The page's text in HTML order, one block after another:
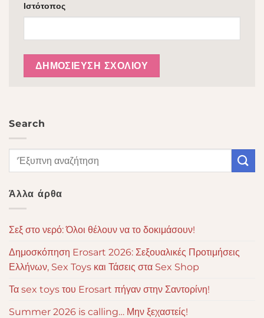
Ιστότοπος
Search
Άλλα άρθα
Σεξ στο νερό: Όλοι θέλουν να το δοκιμάσουν!
Δημοσκόπηση Erosart 2026: Σεξουαλικές Προτιμήσεις
Ελλήνων, Sex Toys και Τάσεις στα Sex Shop
Τα sex toys του Erosart πήγαν στην Σαντορίνη!
Summer 2026 is calling… Μην ξεχαστείς!